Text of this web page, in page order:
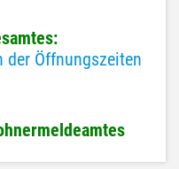
der Öffnungszeiten